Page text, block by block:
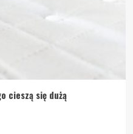
cieszą się dużą